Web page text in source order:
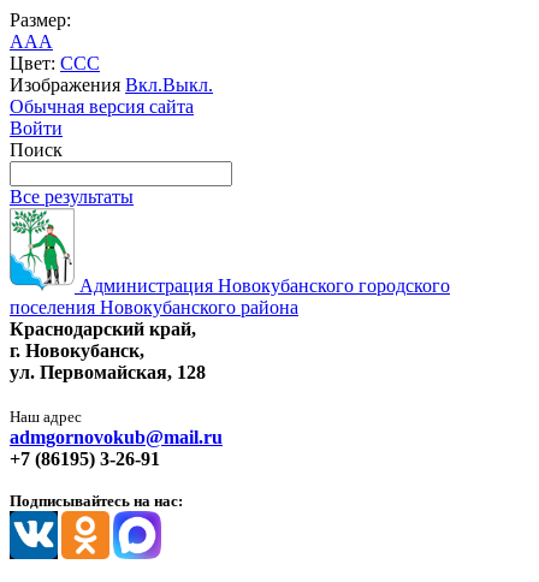
Размер:
AAA
Цвет: CCC
Изображения Вкл.Выкл.
Обычная версия сайта
Войти
Поиск
Все результаты
Администрация Новокубанского городского
поселения Новокубанского района
Краснодарский край,
г. Новокубанск,
ул. Первомайская, 128
Наш адрес
admgornovokub@mail.ru
+7 (86195) 3-26-91
Подписывайтесь на нас: